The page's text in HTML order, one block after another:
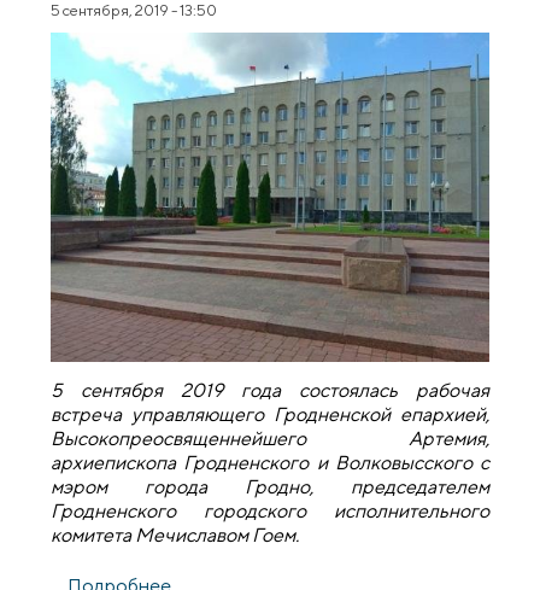
5 сентября, 2019 - 13:50
5 сентября 2019 года состоялась рабочая
встреча управляющего Гродненской епархией,
Высокопреосвященнейшего Артемия,
архиепископа Гродненского и Волковысского с
мэром города Гродно, председателем
Гродненского городского исполнительного
комитета Мечиславом Гоем.